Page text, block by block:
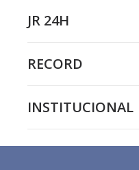
JR 24H
RECORD
INSTITUCIONAL